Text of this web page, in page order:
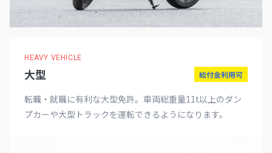
HEAVY VEHICLE
大型 給付金利用可
転職・就職に有利な大型免許。車両総重量11t以上のダン
プカーや大型トラックを運転できるようになります。